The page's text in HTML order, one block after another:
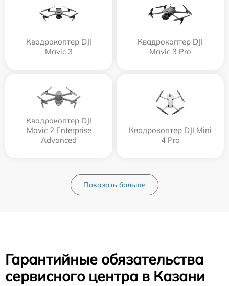
Квадрокоптер DJI
Mavic 3
Квадрокоптер DJI
Mavic 3 Pro
Квадрокоптер DJI
Mavic 2 Enterprise
Advanced
Квадрокоптер DJI Mini
4 Pro
Показать больше
Гарантийные обязательства
сервисного центра в Казани